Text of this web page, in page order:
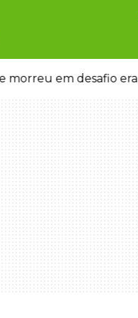
morreu em desafio